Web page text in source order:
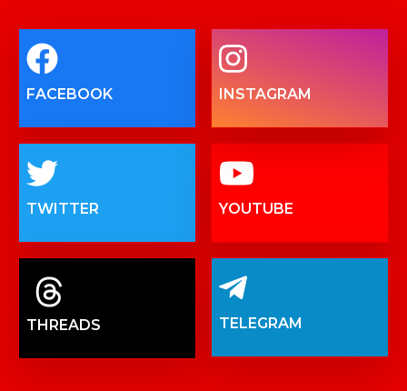
FACEBOOK INSTAGRAM
TWITTER YOUTUBE
THREADS TELEGRAM